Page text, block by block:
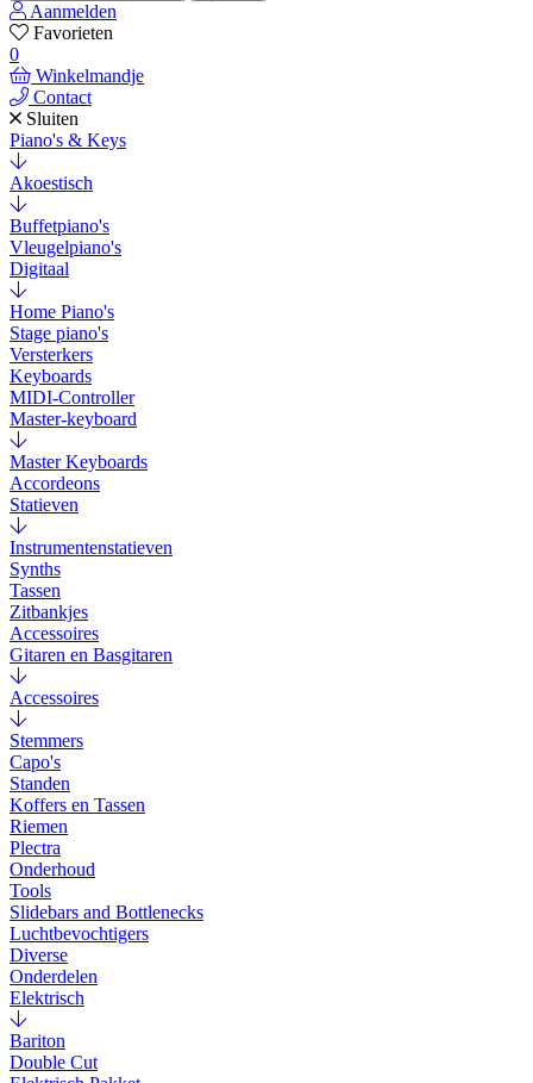
Aanmelden
Favorieten
0
Winkelmandje
Contact
Sluiten
Piano's & Keys
Akoestisch
Buffetpiano's
Vleugelpiano's
Digitaal
Home Piano's
Stage piano's
Versterkers
Keyboards
MIDI-Controller
Master-keyboard
Master Keyboards
Accordeons
Statieven
Instrumentenstatieven
Synths
Tassen
Zitbankjes
Accessoires
Gitaren en Basgitaren
Accessoires
Stemmers
Capo's
Standen
Koffers en Tassen
Riemen
Plectra
Onderhoud
Tools
Slidebars and Bottlenecks
Luchtbevochtigers
Diverse
Onderdelen
Elektrisch
Bariton
Double Cut